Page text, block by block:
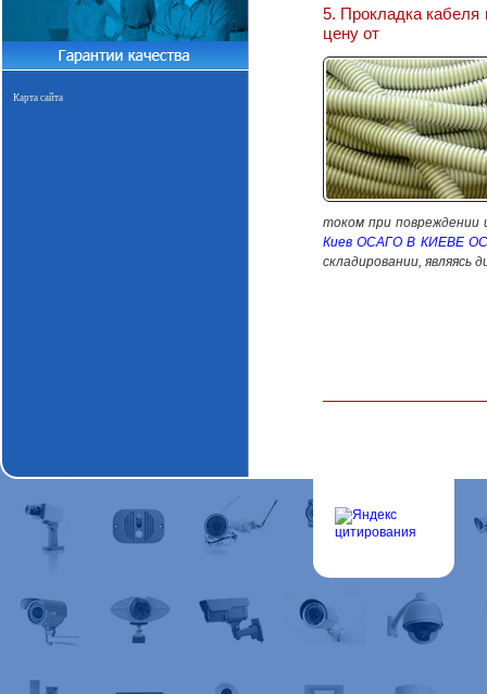
Карта сайта
5. Прокладка кабеля
цену от
током при повреждении
Киев ОСАГО В КИЕВЕ
складировании, являясь